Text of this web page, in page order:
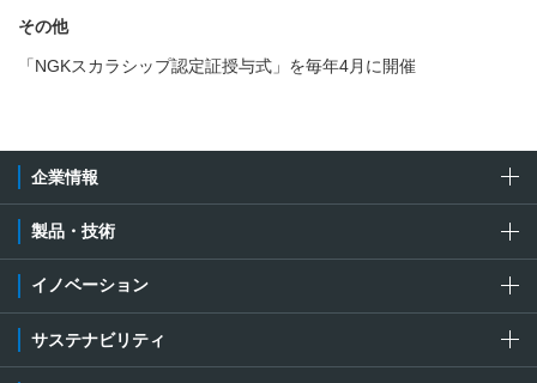
その他
「NGKスカラシップ認定証授与式」を毎年4月に開催
企業情報
製品・技術
イノベーション
サステナビリティ